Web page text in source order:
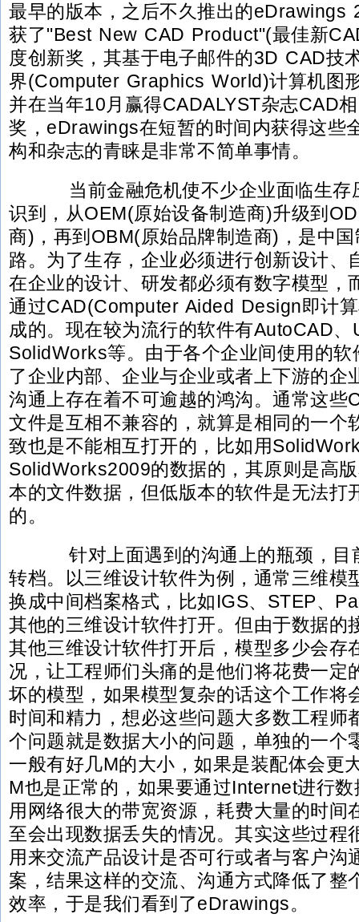
最早的版本，之后不久推出的eDrawings
获了"Best New CAD Product"(最佳新
度创新奖，其基于电子邮件的3D CAD技
界(Computer Graphics World)计算机图
并在当年10月赢得CADALYST杂志CAD
奖，eDrawings在短暂的时间内获得这些
构和杂志的青睐是非常不简单事情。
当前金融危机使不少企业面临生存
识到，从OEM(原始设备制造商)升级到
商)，再到OBM(原始品牌制造商)，是中
路。为了生存，企业必须进行创新设计、
在企业的设计、研发都必须有数字模型，
通过CAD(Computer Aided Design即计
成的。现在较为流行的软件有AutoCAD
SolidWorks等。由于各个企业间使用的软
了企业内部、企业与企业或者上下游的企
沟通上存在着不可逾越的鸿沟。通常这些
文件是互相不兼容的，就算是相同的一个
致也是不能相互打开的，比如用
SolidWorks2009的数据的，其原则是高
本的文件数据，但低版本的软件是无法打
的。
针对上面遇到的沟通上的瓶颈，目
转档。以三维设计软件为例，通常三维模
换成中间档案格式，比如IGS、STEP、
其他的三维设计软件打开。但由于数据的
其他三维设计软件打开后，模型多少会存
况，让工程师们头痛的是他们将花费一定
坏的模型，如果模型复杂的话这个工作将
时间和精力，想必这些问题大多数工程师
个问题就是数据大小的问题，单独的一个
一般有好几M的大小，如果是装配体会更
M也是正常的，如果要通过Internet进行
用网络很大的带宽资源，耗费大量的时间
至会出现数据丢失的情况。其实这些过程
用来交流产品设计是否可行或者与客户沟
案，结果这样的交流、沟通方式降低了整
效率，于是我们看到了eDrawings。